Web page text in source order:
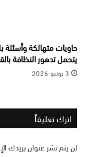
حاويات متهالكة وأسئلة
يتحمل تدهور النظافة
3 يونيو 2026
اترك تعليقاً
لن يتم نشر عنوان بريدك